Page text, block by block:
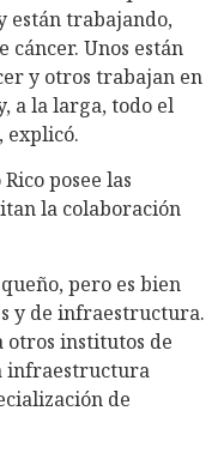
están trabajando,
cáncer. Unos están
y otros trabajan en
a la larga, todo el
explicó.
posee las
la colaboración
pero es bien
y de infraestructura.
otros institutos de
infraestructura
de